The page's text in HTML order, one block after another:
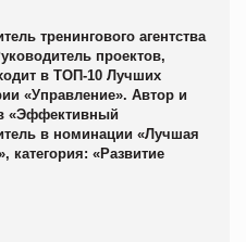
тренингового агентства
проектов,
в ТОП-10 Лучших
«Управление». Автор и
«Эффективный
в номинации «Лучшая
категория: «Развитие